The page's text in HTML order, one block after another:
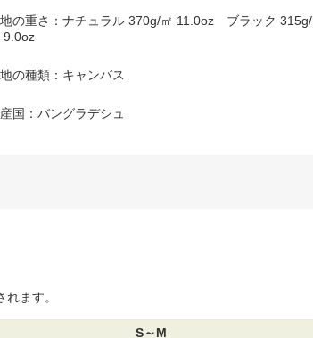
の重さ：ナチュラル 370g/㎡ 11.0oz ブラック 315g/
9.0oz
の種類：キャンバス
国：バングラデシュ
ます。
S～M